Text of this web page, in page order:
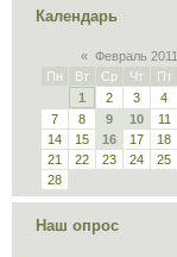
Календарь
« Февраль 2011
Пн
Вт Ср Чт Пт
1
2 3 4
7
8 9 10 11
14
15 16 17 18
21
22 23 24 25
28
Наш опрос